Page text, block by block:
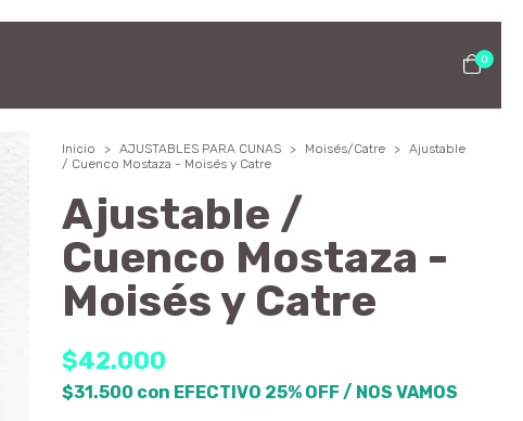
0
Inicio > AJUSTABLES PARA CUNAS > Moisés/Catre >
Ajustable
/ Cuenco Mostaza - Moisés y Catre
Ajustable /
Cuenco Mostaza -
Moisés y Catre
$42.000
$31.500 con EFECTIVO 25% OFF / NOS VAMOS